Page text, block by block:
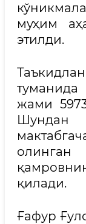
муҳим
этилди.
жами
қилади.
Ғафур